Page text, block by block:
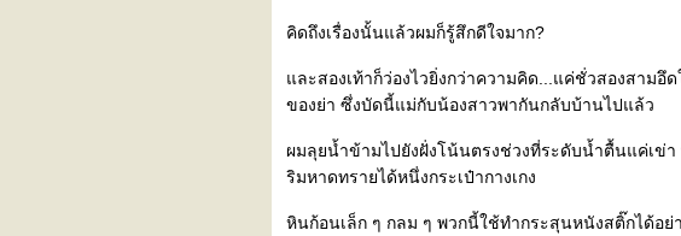
คิดถึงเรื่องนั้นแล้วผมก็รู้สึกดีใจมาก?
ละสองเท้าก็ว่องไวยิ่งกว่าความคิด...แค่ชั่วสองสามอึ
ของย่า ซึ่งบัดนี้แม่กับน้องสาวพากันกลับบ้านไปแล้ว
ผมลุยน้ำข้ามไปยังฝั่งโน้นตรงช่วงที่ระดับน้ำตื้นแค่เข่
ริมหาดทรายได้หนึ่งกระเป๋ากางเกง
หินก้อนเล็ก ๆ กลม ๆ พวกนี้ใช้ทำกระสุนหนังสติ๊กได้อย่